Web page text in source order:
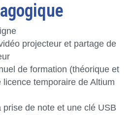
projecteur et partage de
de formation (théorique et
licence temporaire de Altium
prise de note et une clé USB